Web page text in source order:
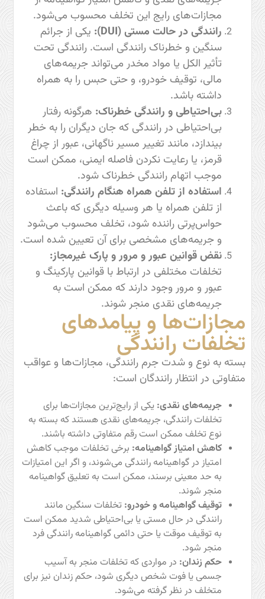
مجازات‌های رایج این تخلف محسوب می‌شود.
رانندگی در حالت مستی (DUI):
یکی از جرائم
سنگین و خطرناک رانندگی است. رانندگی تحت
تأثیر الکل یا مواد مخدر می‌تواند جریمه‌های
مالی، توقیف خودرو، و حتی حبس را به همراه
داشته باشد.
بی‌احتیاطی و رانندگی خطرناک: هرگونه رفتار
بی‌احتیاطی در رانندگی که جان دیگران را به خطر
بیندازد، مانند تغییر مسیر ناگهانی، عبور از چراغ
قرمز، یا رعایت نکردن فاصله ایمنی، ممکن است
موجب اتهام رانندگی خطرناک شود.
استفاده از تلفن همراه هنگام رانندگی: استفاده
از تلفن همراه یا هر وسیله دیگری که باعث
حواس‌پرتی راننده شود، تخلف محسوب می‌شود
و جریمه‌های مشخصی برای آن تعیین شده است.
نقض قوانین عبور و مرور و پارک غیرمجاز:
تخلفات مختلفی در ارتباط با قوانین پارکینگ و
عبور و مرور وجود دارند که ممکن است به
جریمه‌های نقدی منجر شوند.
مجازات‌ها و پیامدهای
تخلفات رانندگی
بسته به نوع و شدت جرم رانندگی، مجازات‌ها و عواقب
متفاوتی در انتظار رانندگان است:
جریمه‌های نقدی: یکی از رایج‌ترین مجازات‌ها برای
تخلفات رانندگی، جریمه‌های نقدی هستند که بسته به
نوع تخلف ممکن است رقم متفاوتی داشته باشند.
کاهش امتیاز گواهینامه: برخی تخلفات موجب کاهش
امتیاز در گواهینامه رانندگی می‌شوند، و اگر این امتیازات
به حد معینی برسند، ممکن است به تعلیق گواهینامه
منجر شوند.
توقیف گواهینامه و خودرو: تخلفات سنگین مانند
رانندگی در حال مستی یا بی‌احتیاطی شدید ممکن است
به توقیف موقت یا حتی دائمی گواهینامه رانندگی فرد
منجر شود.
حکم زندان: در مواردی که تخلفات منجر به آسیب
جسمی یا فوت شخص دیگری شود، حکم زندان نیز برای
متخلف در نظر گرفته می‌شود.